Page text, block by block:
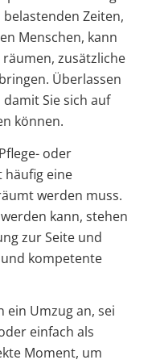
Zeiten,
Menschen, kann
zusätzliche
Überlassen
Sie sich auf
können.
oder
häufig eine
werden muss.
kann, stehen
zur Seite und
kompetente
ein Umzug an, sei
einfach als
Moment, um